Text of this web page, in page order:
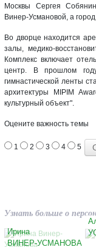
Москвы Сергея
Винер-Усмановой, а
Во дворце находится
залы, медико-
Комплекс включает
центр. В прошлом
гимнастической ленты
архитектуры MIPIM
культурный объект".
Оцените важность темы
1 2 3 4 5
Узнать больше о
Ирина
ВИНЕР-УСМАНОВА